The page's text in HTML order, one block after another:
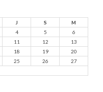
J S
M
4 5
6
11 12
13
18 19
20
25 26
27